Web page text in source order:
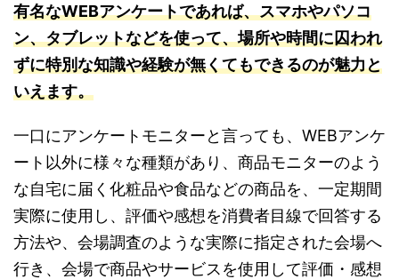
有名なWEBアンケートであれば、スマホやパソコ
ン、タブレットなどを使って、場所や時間に囚われ
ずに特別な知識や経験が無くてもできるのが魅力と
いえます。
一口にアンケートモニターと言っても、WEBアンケ
ート以外に様々な種類があり、商品モニターのよう
な自宅に届く化粧品や食品などの商品を、一定期間
実際に使用し、評価や感想を消費者目線で回答する
方法や、会場調査のような実際に指定された会場へ
行き、会場で商品やサービスを使用して評価・感想